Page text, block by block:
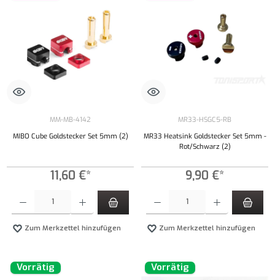
MM-MB-4142
MIBO Cube Goldstecker Set 5mm (2)
11,60 €*
Zum Merkzettel hinzufügen
MR33-HSGC5-RB
MR33 Heatsink Goldstecker Set 5mm -
Rot/Schwarz (2)
9,90 €*
Zum Merkzettel hinzufügen
Vorrätig Vorrätig